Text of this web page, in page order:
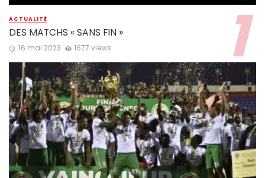
ACTUALITÉ
DES MATCHS « SANS FIN »
16 mai 2023 1677 views